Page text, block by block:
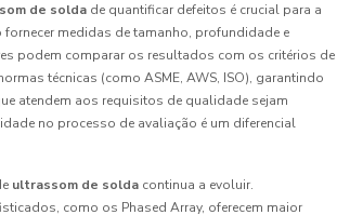
de solda de quantificar defeitos é crucial para a
medidas de tamanho, profundidade e
podem comparar os resultados com os critérios de
técnicas (como ASME, AWS, ISO), garantindo
atendem aos requisitos de qualidade sejam
no processo de avaliação é um diferencial
ultrassom de solda continua a evoluir.
como os Phased Array, oferecem maior